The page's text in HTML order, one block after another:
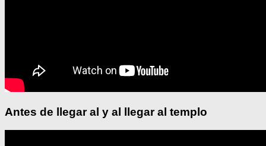
Antes de llegar al y al llegar al templo